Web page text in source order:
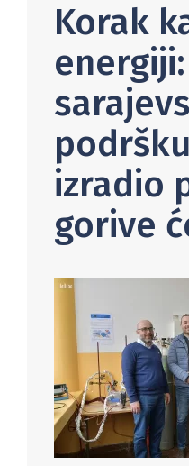
Korak
izradio
gorive